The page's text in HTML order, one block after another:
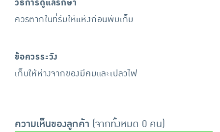
วิธีการดูแลรักษา
ควรตากในที่ร่มให้แห้งก่อนพับเก็บ
ข้อควรระวัง
เก็บให้ห่างจากของมีคมและเปลวไฟ
ความเห็นของลูกค้า (จากทั้งหมด 0 คน)